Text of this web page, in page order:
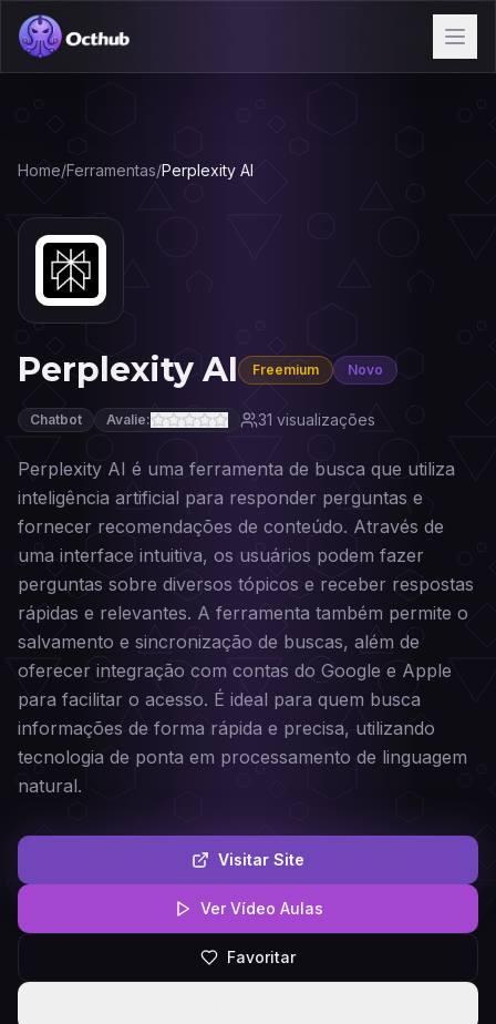
Home/Ferramentas/Perplexity AI
Perplexity AI Freemium Novo
Chatbot Avalie: 31visualizações
Perplexity AI é uma ferramenta de busca que utiliza
inteligência artificial para responder perguntas e
fornecer recomendações de conteúdo. Através de
uma interface intuitiva, os usuários podem fazer
perguntas sobre diversos tópicos e receber respostas
rápidas e relevantes. A ferramenta também permite o
salvamento e sincronização de buscas, além de
oferecer integração com contas do Google e Apple
para facilitar o acesso. É ideal para quem busca
informações de forma rápida e precisa, utilizando
tecnologia de ponta em processamento de linguagem
natural.
Visitar Site
Ver Vídeo Aulas
Favoritar